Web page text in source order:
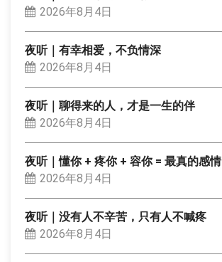
2026年8月4日
夜听｜有幸相爱，不负情深
2026年8月4日
夜听｜聊得来的人，才是一生的伴
2026年8月4日
夜听｜懂你 + 疼你 + 容你 = 最真的感情
2026年8月4日
夜听｜没有人不辛苦，只有人不喊疼
2026年8月4日